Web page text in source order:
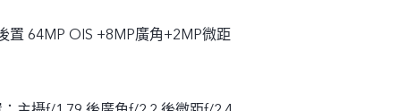
置 64MP OIS +8MP廣角+2MP微距